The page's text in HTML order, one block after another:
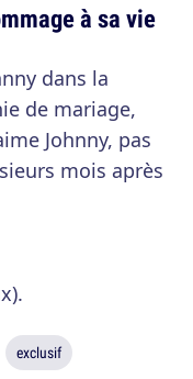
à sa vie
dans la
de mariage,
Johnny, pas
mois après
exclusif